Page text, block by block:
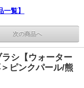
覧】
次の商品へ
ラシ【ウォーター
ピンクパール/熊